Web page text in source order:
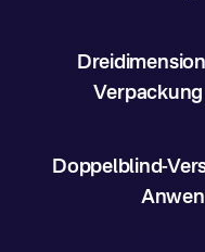
Doppelblind-